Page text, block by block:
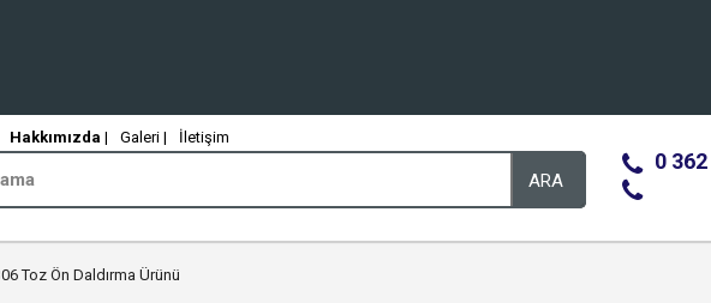
Hakkımızda | Galeri | İletişim
ARA
0
Toz Ön Daldırma Ürünü